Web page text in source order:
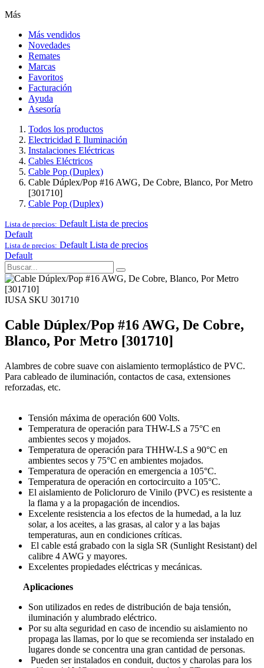
Más
Más vendidos
Novedades
Remates
Marcas
Favoritos
Facturación
Ayuda
Asesoría
Todos los productos
Electricidad E Iluminación
Instalaciones Eléctricas
Cables Eléctricos
Cable Pop (Duplex)
Cable Dúplex/Pop #16 AWG, De Cobre, Blanco, Por Metro
[301710]
Cable Pop (Duplex)
Lista de precios: Default Lista de precios
Default
Lista de precios: Default Lista de precios
Default
IUSA SKU 301710
Cable Dúplex/Pop #16 AWG, De Cobre,
Blanco, Por Metro [301710]
Alambres de cobre suave con aislamiento termoplástico de PVC.
Para cableado de iluminación, contactos de casa, extensiones
reforzadas, etc.
Tensión máxima de operación 600 Volts.
Temperatura de operación para THW-LS a 75°C en
ambientes secos y mojados.
Temperatura de operación para THHW-LS a 90°C en
ambientes secos y 75°C en ambientes mojados.
Temperatura de operación en emergencia a 105°C.
Temperatura de operación en cortocircuito a 105°C.
El aislamiento de Policloruro de Vinilo (PVC) es resistente a
la flama y a la propagación de incendios.
Excelente resistencia a los efectos de la humedad, a la luz
solar, a los aceites, a las grasas, al calor y a las bajas
temperaturas, aun en condiciones críticas.
El cable está grabado con la sigla SR (Sunlight Resistant) del
calibre 4 AWG y mayores.
Excelentes propiedades eléctricas y mecánicas.
Aplicaciones
Son utilizados en redes de distribución de baja tensión,
iluminación y alumbrado eléctrico.
Por su alta seguridad en caso de incendio su aislamiento no
propaga las llamas, por lo que se recomienda ser instalado en
lugares donde se concentra una gran cantidad de personas.
Pueden ser instalados en conduit, ductos y charolas para los